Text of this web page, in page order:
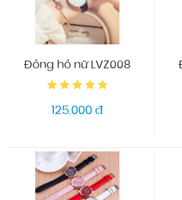
Đồng hồ nữ LVZ008
125.000 đ